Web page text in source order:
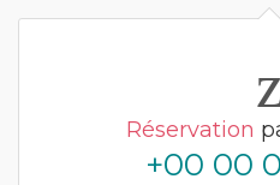
Réservation
+00 00